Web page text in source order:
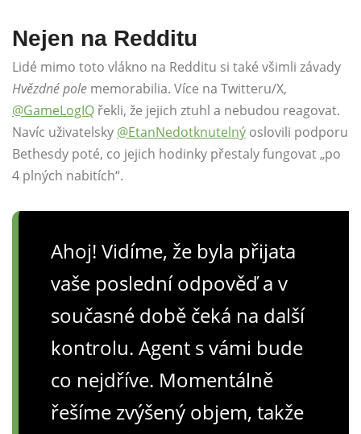
Nejen na Redditu
Lidé mimo toto vlákno na Redditu si také všimli závady
Hvězdné pole memorabilia. Více na Twitteru/X,
@GameLogIQ řekli, že jejich ztuhl a nebudou reagovat.
Navíc uživatelsky @EtanNedotknutelný oslovili podporu
Bethesdy poté, co jejich hodinky přestaly fungovat „po
4 plných nabitích“.
Ahoj! Vidíme, že byla přijata
vaše poslední odpověď a v
současné době čeká na další
kontrolu. Agent s vámi bude
co nejdříve. Momentálně
řešíme zvýšený objem, takže